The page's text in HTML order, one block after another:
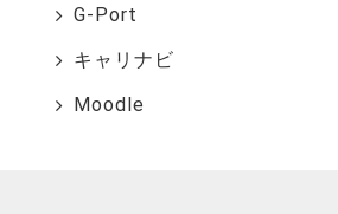
G-Port
キャリナビ
Moodle